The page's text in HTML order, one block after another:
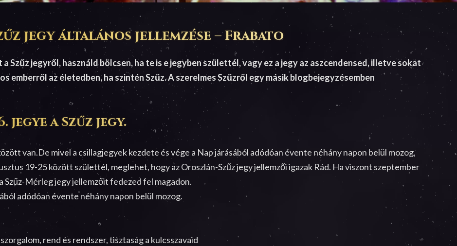
jegy általános jellemzése – Frabato
Szűz jegyről, használd bölcsen, ha te is e jegyben születtél, vagy ez a jegy az aszcendensed, illetve sokat
emberről az életedben, ha szintén Szűz. A szerelmes Szűzről egy másik blogbejegyzésemben
a Szűz jegy.
van.De mivel a csillagjegyek kezdete és vége a Nap járásából adódóan évente néhány napon belül mozog,
19-25 között születtél, meglehet, hogy az Oroszlán-Szűz jegy jellemzői igazak Rád. Ha viszont szeptember
Szűz-Mérleg jegy jellemzőit fedezed fel magadon.
adódóan évente néhány napon belül mozog.
rend és rendszer, tisztaság a kulcsszavaid